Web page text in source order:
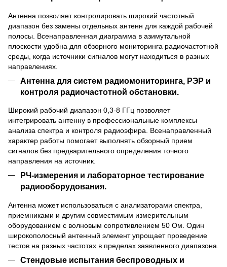
Антенна позволяет контролировать широкий частотный
диапазон без замены отдельных антенн для каждой рабочей
полосы. Всенаправленная диаграмма в азимутальной
плоскости удобна для обзорного мониторинга радиочастотной
среды, когда источники сигналов могут находиться в разных
направлениях.
Антенна для систем радиомониторинга, РЭР и
контроля радиочастотной обстановки.
Широкий рабочий диапазон 0,3-8 ГГц позволяет
интегрировать антенну в профессиональные комплексы
анализа спектра и контроля радиоэфира. Всенаправленный
характер работы помогает выполнять обзорный прием
сигналов без предварительного определения точного
направления на источник.
РЧ-измерения и лабораторное тестирование
радиооборудования.
Антенна может использоваться с анализаторами спектра,
приемниками и другим совместимым измерительным
оборудованием с волновым сопротивлением 50 Ом. Один
широкополосный антенный элемент упрощает проведение
тестов на разных частотах в пределах заявленного диапазона.
Стендовые испытания беспроводных и